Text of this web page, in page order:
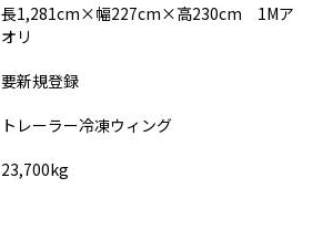
長1,281cm×幅227cm×高230cm 1Mア
オリ
要新規登録
トレーラー冷凍ウィング
23,700kg